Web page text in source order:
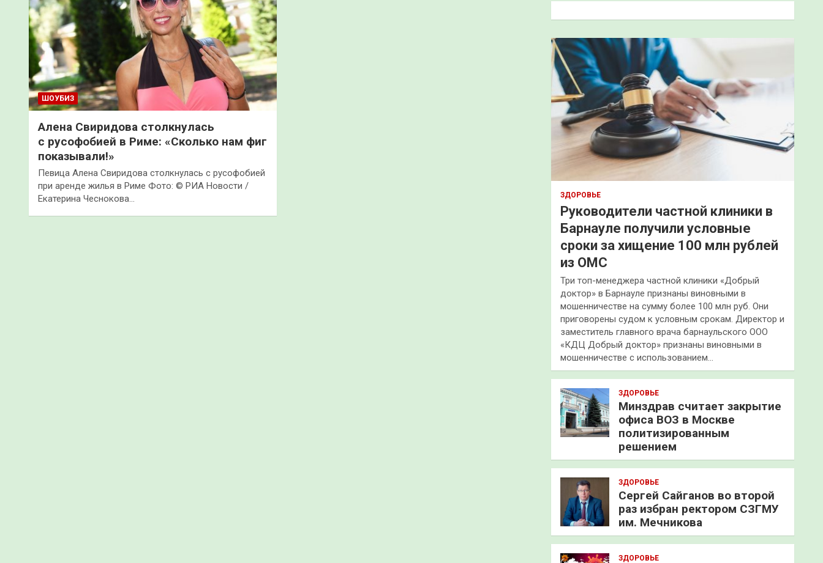
ШОУБИЗ
Алена Свиридова столкнулась
с русофобией в Риме: «Сколько нам фиг
показывали!»
Певица Алена Свиридова столкнулась с русофобией
при аренде жилья в Риме Фото: © РИА Новости /
Екатерина Чеснокова…
к
ЗДОРОВЬЕ
Руководители частной клиники в
Барнауле получили условные
сроки за хищение 100 млн рублей
из ОМС
Три топ-менеджера частной клиники «Добрый
доктор» в Барнауле признаны виновными в
мошенничестве на сумму более 100 млн руб. Они
приговорены судом к условным срокам. Директор и
заместитель главного врача барнаульского ООО
«КДЦ Добрый доктор» признаны виновными в
мошенничестве с использованием…
ЗДОРОВЬЕ
Минздрав считает закрытие
офиса ВОЗ в Москве
политизированным
решением
ЗДОРОВЬЕ
Сергей Сайганов во второй
раз избран ректором СЗГМУ
им. Мечникова
ЗДОРОВЬЕ